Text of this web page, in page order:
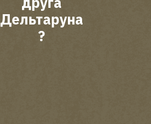
Дельтаруна
?